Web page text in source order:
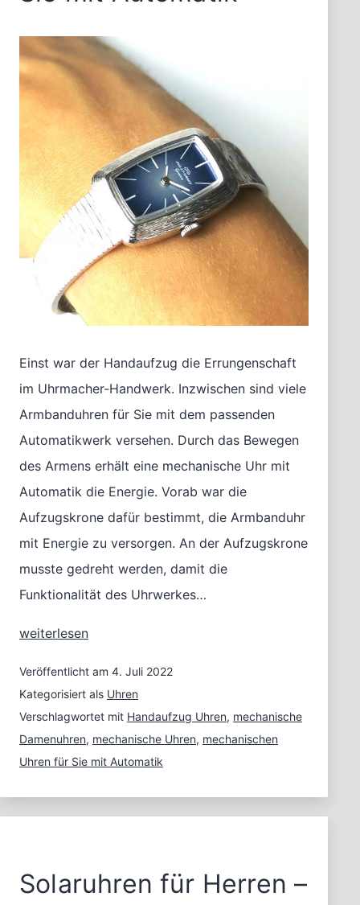
Einst war der Handaufzug die Errungenschaft
im Uhrmacher-Handwerk. Inzwischen sind viele
Armbanduhren für Sie mit dem passenden
Automatikwerk versehen. Durch das Bewegen
des Armens erhält eine mechanische Uhr mit
Automatik die Energie. Vorab war die
Aufzugskrone dafür bestimmt, die Armbanduhr
mit Energie zu versorgen. An der Aufzugskrone
musste gedreht werden, damit die
Funktionalität des Uhrwerkes…
Mechanische
für
Sie
mit
Automatik
weiterlesen
Veröffentlicht am 4. Juli 2022
Kategorisiert als Uhren
Verschlagwortet mit Handaufzug Uhren, mechanische
Damenuhren, mechanische Uhren, mechanischen
Uhren für Sie mit Automatik
Solaruhren für Herren –